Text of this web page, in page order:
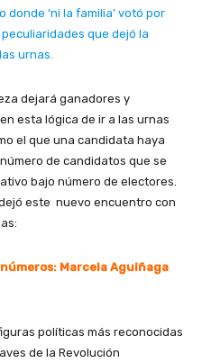
‘ni la familia’ votó por
que dejó la
urnas.
dejará ganadores y
esta lógica de ir a las urnas
el que una candidata haya
de candidatos que se
bajo número de electores.
este nuevo encuentro con
Marcela Aguiñaga
políticas más reconocidas
de la Revolución